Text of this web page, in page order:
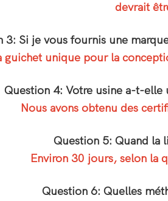
devrait
3: Si je vous fournis une
unique pour la
Question 4: Votre usine a-t-elle
Nous avons obtenu des
Question 5: Quand la
Environ 30 jours, selon la
Question 6: Quelles